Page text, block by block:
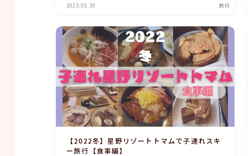
2023.03.30 旅行
【2022冬】星野リゾートトマムで子連れスキ
ー旅行【食事編】